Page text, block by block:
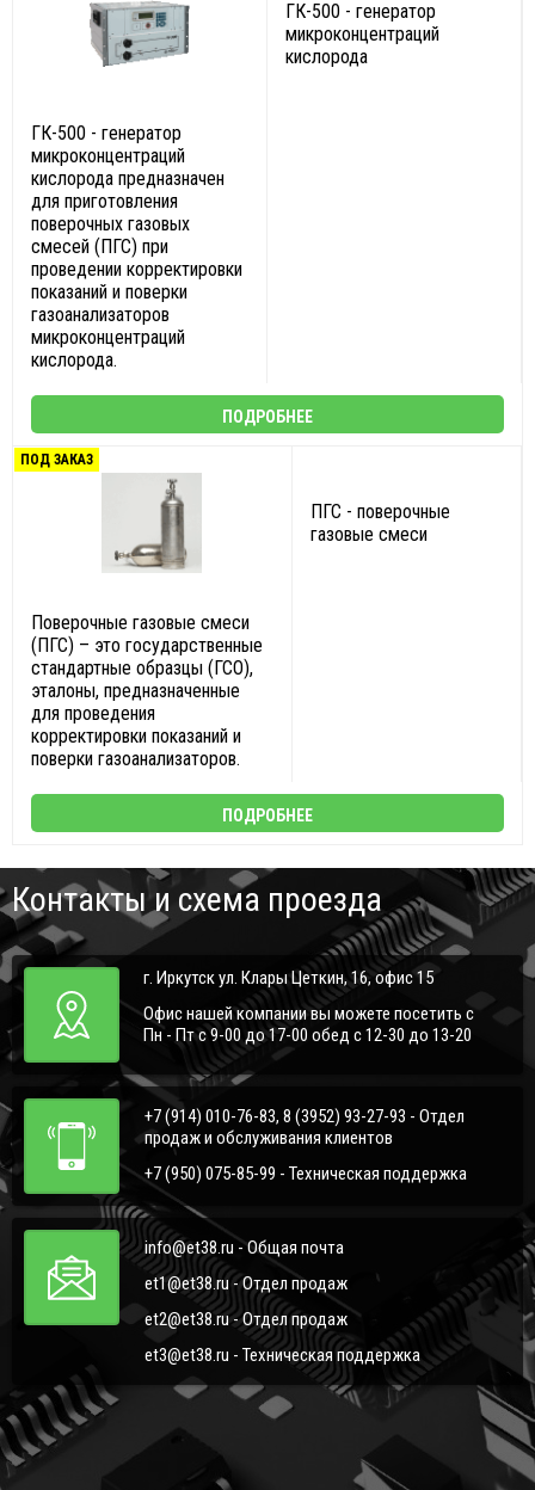
ГК-500 - генератор
микроконцентраций
кислорода
ГК-500 - генератор
микроконцентраций
кислорода предназначен
для приготовления
поверочных газовых
смесей (ПГС) при
проведении корректировки
показаний и поверки
газоанализаторов
микроконцентраций
кислорода.
ПОДРОБНЕЕ
ПОД ЗАКАЗ
ПГС - поверочные
газовые смеси
Поверочные газовые смеси
(ПГС) – это государственные
стандартные образцы (ГСО),
эталоны, предназначенные
для проведения
корректировки показаний и
поверки газоанализаторов.
ПОДРОБНЕЕ
Контакты и схема проезда
г. Иркутск ул. Клары Цеткин, 16, офис 15
Офис нашей компании вы можете посетить с
Пн - Пт с 9-00 до 17-00 обед с 12-30 до 13-20
+7 (914) 010-76-83, 8 (3952) 93-27-93 - Отдел
продаж и обслуживания клиентов
+7 (950) 075-85-99 - Техническая поддержка
info@et38.ru - Общая почта
et1@et38.ru - Отдел продаж
et2@et38.ru - Отдел продаж
et3@et38.ru - Техническая поддержка